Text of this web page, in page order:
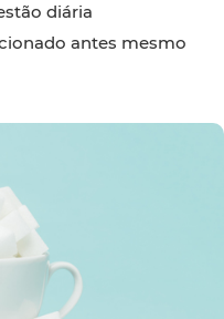
diária
antes mesmo